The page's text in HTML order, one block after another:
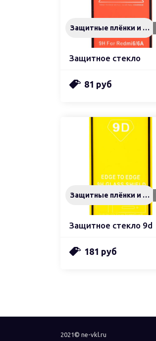
Защитное стекло
Защитные плёнки и стёкла
81 руб
Защитное стекло 9d
Защитные плёнки и стёкла
181 руб
2021© ne-vkl.ru